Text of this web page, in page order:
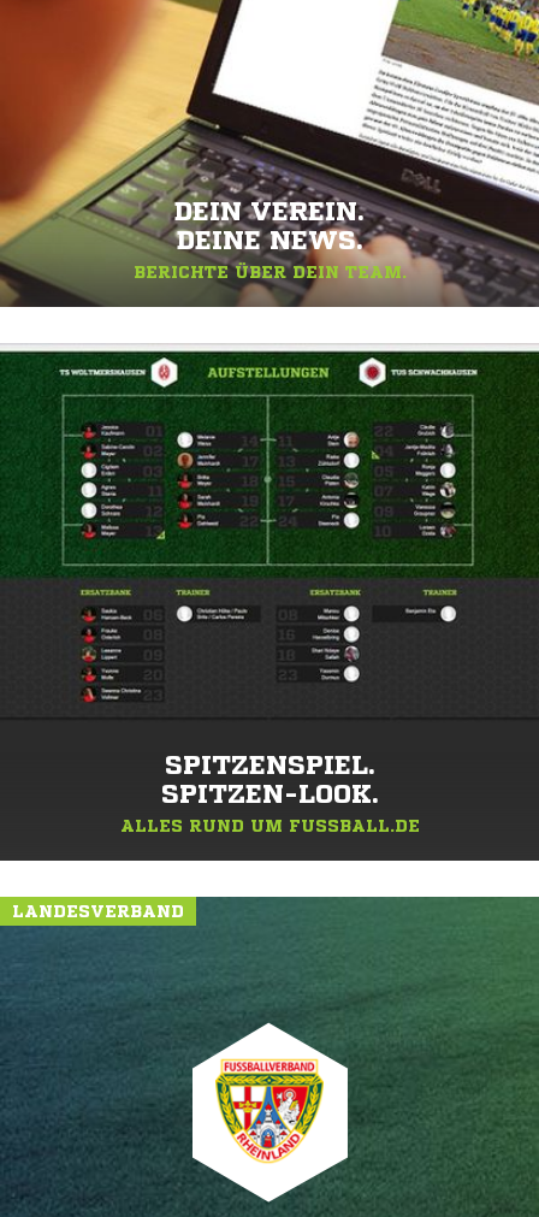
DEIN VEREIN.
DEINE NEWS.
BERICHTE ÜBER DEIN TEAM.
SPITZENSPIEL.
SPITZEN-LOOK.
ALLES RUND UM FUSSBALL.DE
LANDESVERBAND